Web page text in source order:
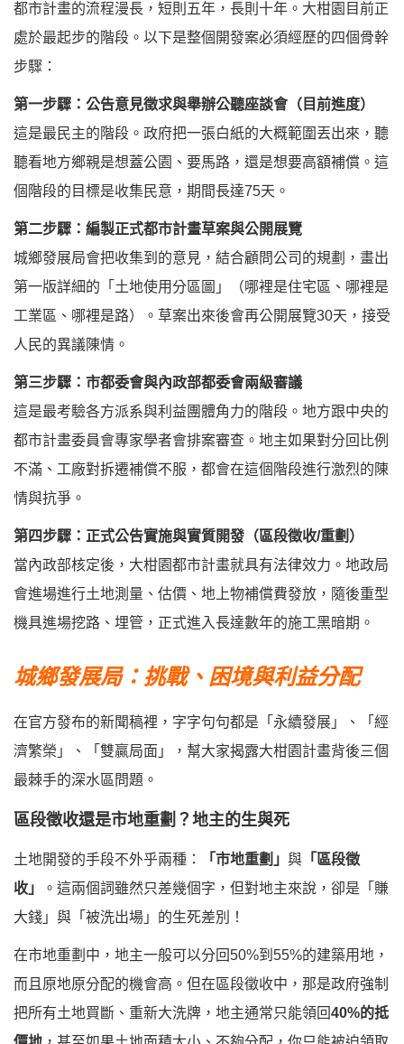
都市計畫的流程漫長，短則五年，長則十年。大柑園目前正
處於最起步的階段。以下是整個開發案必須經歷的四個骨幹
步驟：
第一步驟：公告意見徵求與舉辦公聽座談會（目前進度）
這是最民主的階段。政府把一張白紙的大概範圍丟出來，聽
聽看地方鄉親是想蓋公園、要馬路，還是想要高額補償。這
個階段的目標是收集民意，期間長達75天。
第二步驟：編製正式都市計畫草案與公開展覽
城鄉發展局會把收集到的意見，結合顧問公司的規劃，畫出
第一版詳細的「土地使用分區圖」（哪裡是住宅區、哪裡是
工業區、哪裡是路）。草案出來後會再公開展覽30天，接受
人民的異議陳情。
第三步驟：市都委會與內政部都委會兩級審議
這是最考驗各方派系與利益團體角力的階段。地方跟中央的
都市計畫委員會專家學者會排案審查。地主如果對分回比例
不滿、工廠對拆遷補償不服，都會在這個階段進行激烈的陳
情與抗爭。
第四步驟：正式公告實施與實質開發（區段徵收/重劃）
當內政部核定後，大柑園都市計畫就具有法律效力。地政局
會進場進行土地測量、估價、地上物補償費發放，隨後重型
機具進場挖路、埋管，正式進入長達數年的施工黑暗期。
城鄉發展局：挑戰、困境與利益分配
在官方發布的新聞稿裡，字字句句都是「永續發展」、「經
濟繁榮」、「雙贏局面」，幫大家揭露大柑園計畫背後三個
最棘手的深水區問題。
區段徵收還是市地重劃？地主的生與死
土地開發的手段不外乎兩種： 「市地重劃」 與 「區段徵
收」
。這兩個詞雖然只差幾個字，但對地主來說，卻是「賺
大錢」與「被洗出場」的生死差別！
在市地重劃中，地主一般可以分回50%到55%的建築用地，
而且原地原分配的機會高。但在區段徵收中，那是政府強制
把所有土地買斷、重新大洗牌，地主通常只能領回40%的抵